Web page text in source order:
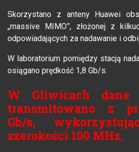
Skorzystano z anteny Huawei
„massive MIMO”, złożonej z
odpowiadających za nadawanie i
W laboratorium pomiędzy stacją
osiągano prędkość 1,8 Gb/s.
W Gliwicach
transmitowano z
Gb/s,
szerokości 100 MHz.